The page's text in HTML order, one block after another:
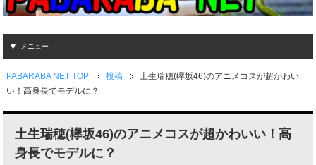
メニュー
PABARABA NET TOP 投稿
土生瑞穂(欅坂46)のアニメコスが超かわい
い！高身長でモデルに？
土生瑞穂(欅坂46)のアニメコスが超かわいい！高
身長でモデルに？